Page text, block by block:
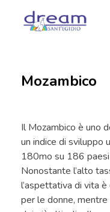
Mozambico
Il Mozambico è uno
un indice di sviluppo
180mo su 186
Nonostante l’alto
l’aspettativa di vita
per le donne,